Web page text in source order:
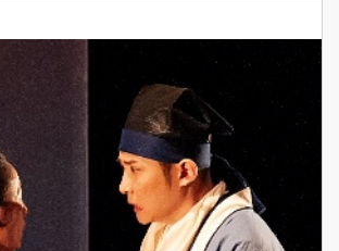
校
园